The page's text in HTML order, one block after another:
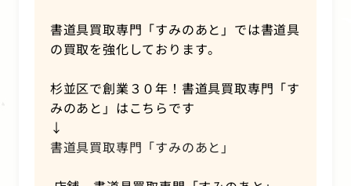
書道具買取専門「すみのあと」では書道具
の買取を強化しております。
杉並区で創業３０年！書道具買取専門「す
みのあと」はこちらです
↓
書道具買取専門「すみのあと」